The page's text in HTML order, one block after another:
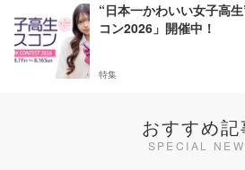
“日本一かわいい女子高
コン2026」開催中！
特集
おすすめ記
SPECIAL